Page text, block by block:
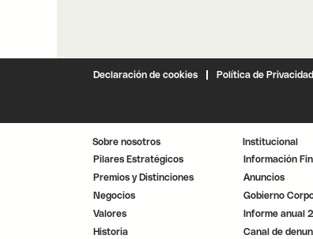
Declaración de cookies Política de Privacidad
Sobre nosotros
Pilares Estratégicos
Premios y Distinciones
Negocios
Valores
Historia
Institucional
Información
Anuncios
Gobierno
Informe anual
Canal de